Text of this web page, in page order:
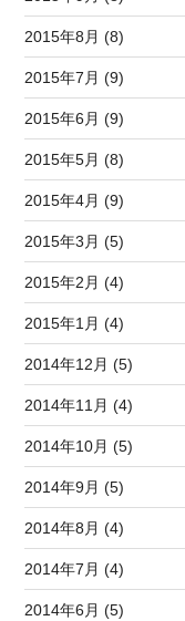
2015年8月 (8)
2015年7月 (9)
2015年6月 (9)
2015年5月 (8)
2015年4月 (9)
2015年3月 (5)
2015年2月 (4)
2015年1月 (4)
2014年12月 (5)
2014年11月 (4)
2014年10月 (5)
2014年9月 (5)
2014年8月 (4)
2014年7月 (4)
2014年6月 (5)